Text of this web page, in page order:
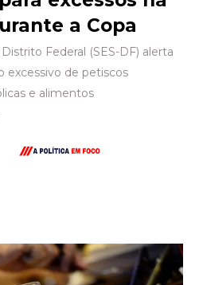
a Copa
Federal (SES-DF) alerta
excessivo de petiscos
e alimentos